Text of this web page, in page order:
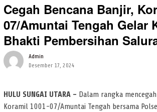
Cegah Bencana Banjir,
07/Amuntai Tengah Gelar
Bhakti Pembersihan
Admin
Desember 17, 2024
HULU SUNGAI UTARA – Dalam rangka
Koramil 1001-07/Amuntai Tengah bersama